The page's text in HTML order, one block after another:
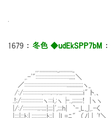
1679 ： 冬色 ◆udEkSPP7bM ：
,.-'":::::::::::::::::::::::;;;;＼
／:::::::::::::::::::::::::::::;;;;;;;;;;;ヽ_
/:/:::::::::::::;:::::;:::;:;;:::::;;;;;;;;;i" ト.、
.!;/:::::::::::::::ヽ:::i,:ヽ├.,;;;;;;;! |ヽヽ
|/:/::::::::::;;:;;;|;;;|',;;;h| `-_L,_|,.-く
|:::|;;ﾄ:|,;;;::;;;;;ﾄ;;|,..|L=ﾆ" （ﾉ| | .'!＼_